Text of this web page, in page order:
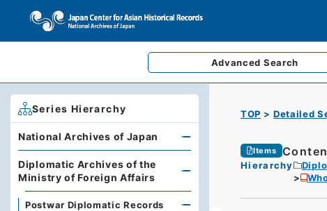
Advanced Search
TOP Detailed
Items
Hierarchy
Series Hierarchy
National Archives of Japan
Diplomatic Archives of the
Ministry of Foreign Affairs
Postwar Diplomatic Records